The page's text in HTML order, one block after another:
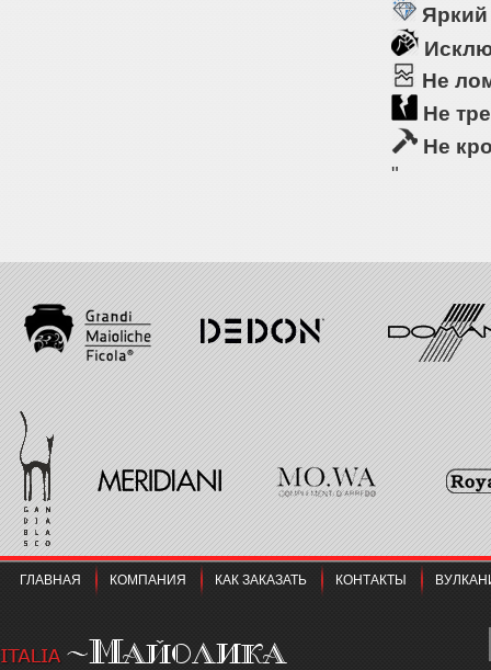
Не
Не
Не
"
ГЛАВНАЯ КОМПАНИЯ КАК ЗАКАЗАТЬ КОНТАКТЫ